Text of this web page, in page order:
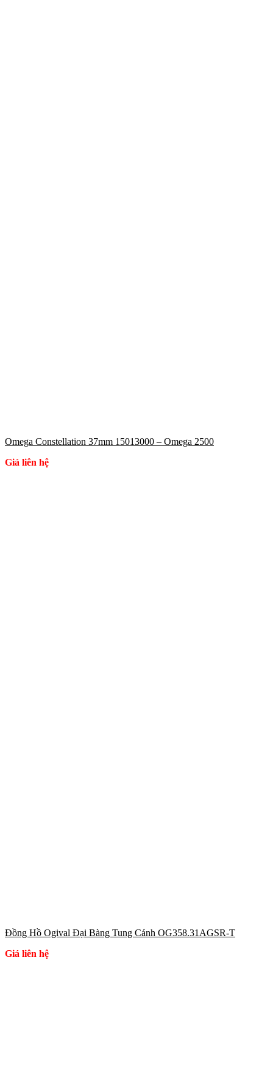
Omega Constellation 37mm 15013000 – Omega 2500
Giá liên hệ
Đồng Hồ Ogival Đại Bàng Tung Cánh OG358.31AGSR-T
Giá liên hệ